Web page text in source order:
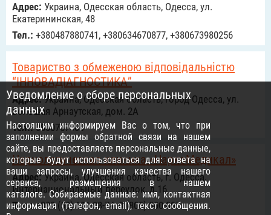
Адрес: Украина, Одесская область, Одесса, ул.
Екатерининская, 48
Тел.: +380487880741, +380634670877, +380673980256
Товариство з обмеженою відповідальністю
“ІННОВАДІАГНОСТИКА”
Адрес:Украина, Одесская область, город Одесса, ул.
Большая Арнаутская, дом. 2А
Тел.:0800757500
Наркологическая клиника «НаркоМедикал»
Адрес:Украина, Одесская область, г. Одесса,
Интернациональный переулок, д.16
Тел.:+380 (50) 691-83-74, 0 (800) 800-097
Уведомление о сборе персональных
данных
Настоящим информируем Вас о том, что при
заполнении формы обратной связи на нашем
сайте, вы предоставляете персональные данные,
которые будут использоваться для: ответа на
ваши запросы, улучшения качества нашего
сервиса, размещения в нашем
каталоге. Собираемые данные: имя, контактная
информация (телефон, email), текст сообщения.